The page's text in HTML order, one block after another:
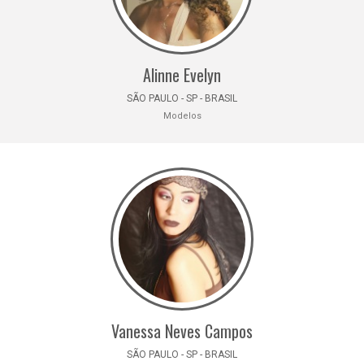
Alinne Evelyn
SÃO PAULO - SP - BRASIL
Modelos
Vanessa Neves Campos
SÃO PAULO - SP - BRASIL